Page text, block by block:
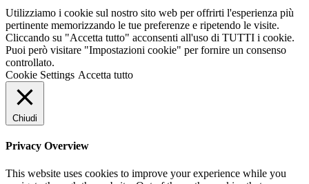
Utilizziamo i cookie sul nostro sito web per offrirti l'esperienza più
pertinente memorizzando le tue preferenze e ripetendo le visite.
Cliccando su "Accetta tutto" acconsenti all'uso di TUTTI i cookie.
Puoi però visitare "Impostazioni cookie" per fornire un consenso
controllato.
Cookie Settings Accetta tutto
Chiudi
Privacy Overview
This website uses cookies to improve your experience while you